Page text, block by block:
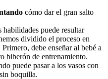
cómo dar el gran salto
habilidades puede resultar
dividido el proceso en
debe enseñar al bebé a
biberón de entrenamiento.
puede pasar a los vasos con
boquilla.